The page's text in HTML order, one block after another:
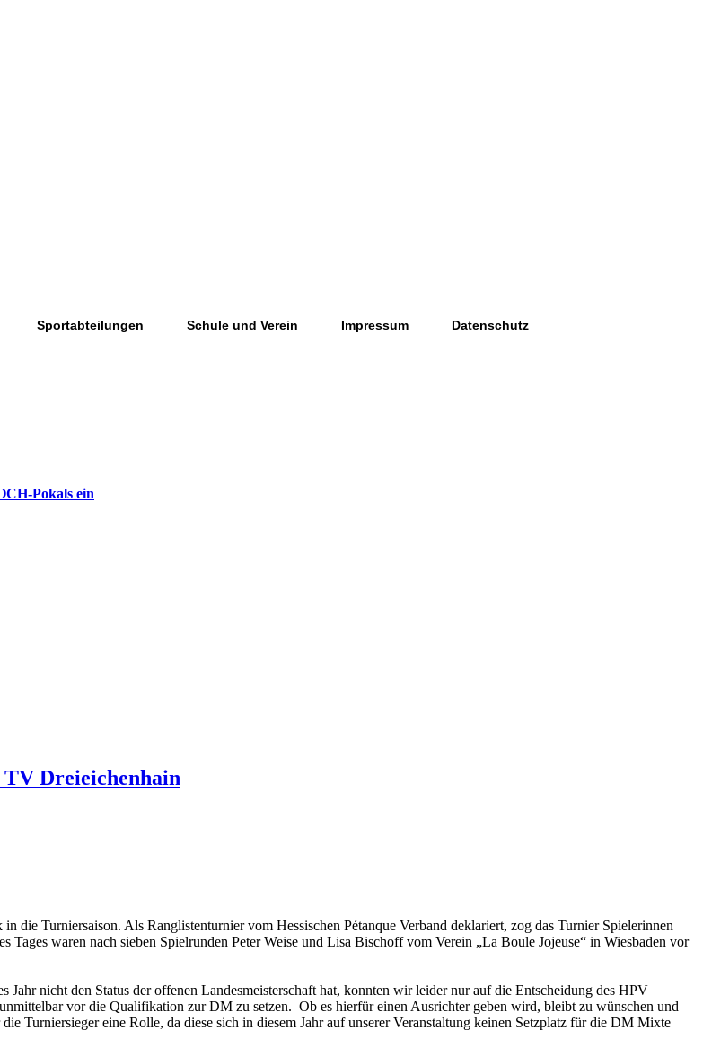
Sportabteilungen Schule und Verein Impressum Datenschutz
Pokals ein
TV Dreieichenhain
die Turniersaison. Als Ranglistenturnier vom Hessischen Pétanque Verband deklariert, zog das Turnier Spielerinnen
Tages waren nach sieben Spielrunden Peter Weise und Lisa Bischoff vom Verein „La Boule Jojeuse“ in Wiesbaden vor
Jahr nicht den Status der offenen Landesmeisterschaft hat, konnten wir leider nur auf die Entscheidung des HPV
vor die Qualifikation zur DM zu setzen. Ob es hierfür einen Ausrichter geben wird, bleibt zu wünschen und
Turniersieger eine Rolle, da diese sich in diesem Jahr auf unserer Veranstaltung keinen Setzplatz für die DM Mixte